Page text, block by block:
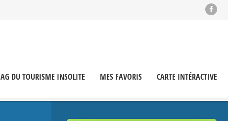
DU TOURISME INSOLITE MES FAVORIS CARTE INTÉRACTIVE